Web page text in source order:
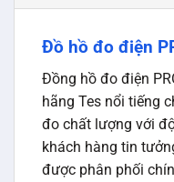
Đồ hồ đo điện
Đồng hồ đo điện
hãng Tes nổi tiếng
đo chất lượng với
khách hàng tin
được phân phối